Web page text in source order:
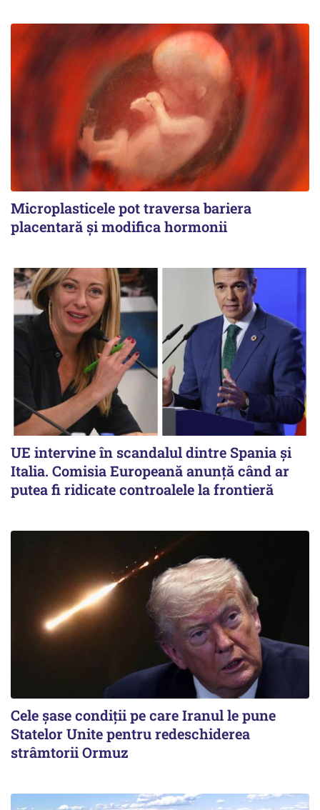
Microplasticele pot traversa bariera
placentară și modifica hormonii
UE intervine în scandalul dintre Spania și
Italia. Comisia Europeană anunță când ar
putea fi ridicate controalele la frontieră
Cele șase condiții pe care Iranul le pune
Statelor Unite pentru redeschiderea
strâmtorii Ormuz